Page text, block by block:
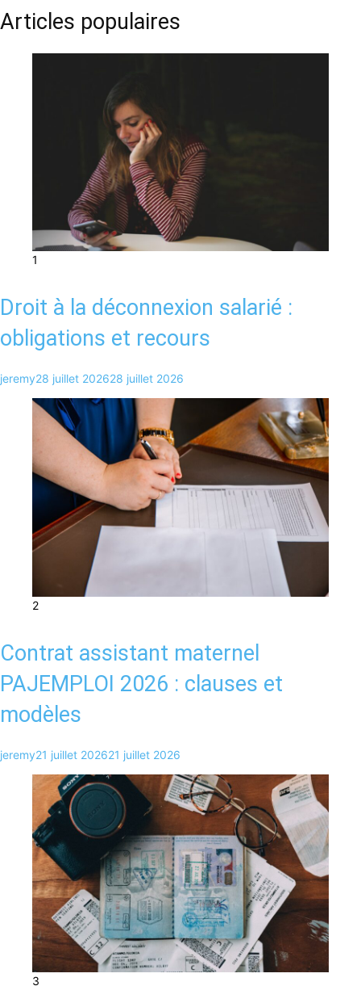
Articles populaires
1
Droit à la déconnexion salarié :
obligations et recours
jeremy28 juillet 202628 juillet 2026
2
Contrat assistant maternel
PAJEMPLOI 2026 : clauses et
modèles
jeremy21 juillet 202621 juillet 2026
3